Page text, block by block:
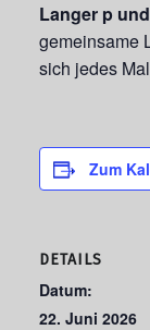
Langer p
gemeinsame
sich jedes
Zum
DETAILS
Datum:
22. Juni 2026